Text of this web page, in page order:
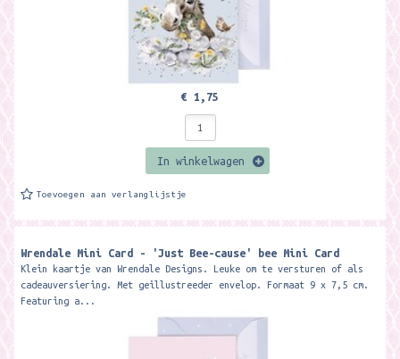
€ 1,75
In winkelwagen
Toevoegen aan verlanglijstje
Wrendale Mini Card - 'Just Bee-cause' bee Mini Card
Klein kaartje van Wrendale Designs. Leuke om te versturen of als
cadeauversiering. Met geillustreeder envelop. Formaat 9 x 7,5 cm.
Featuring a...